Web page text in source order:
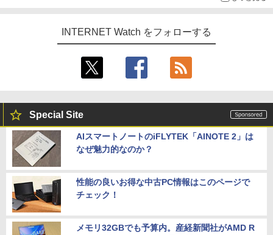
INTERNET Watch をフォローする
Special Site
AIスマートノートのiFLYTEK「AINOTE 2」は
なぜ魅力的なのか？
性能の良いお得な中古PC情報はこのページで
チェック！
メモリ32GBでも予算内。産経新聞社がAMD R